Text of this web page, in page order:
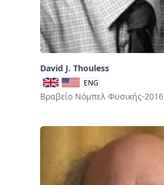
David J. Thouless
ENG
Βραβείο Νόμπελ Φυσικής-2016